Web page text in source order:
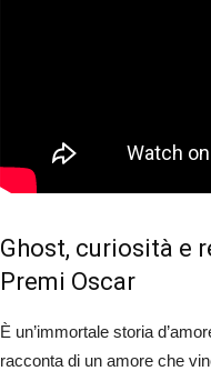
Ghost, curiosità e
Premi Oscar
È un’immortale storia
racconta di un amore che